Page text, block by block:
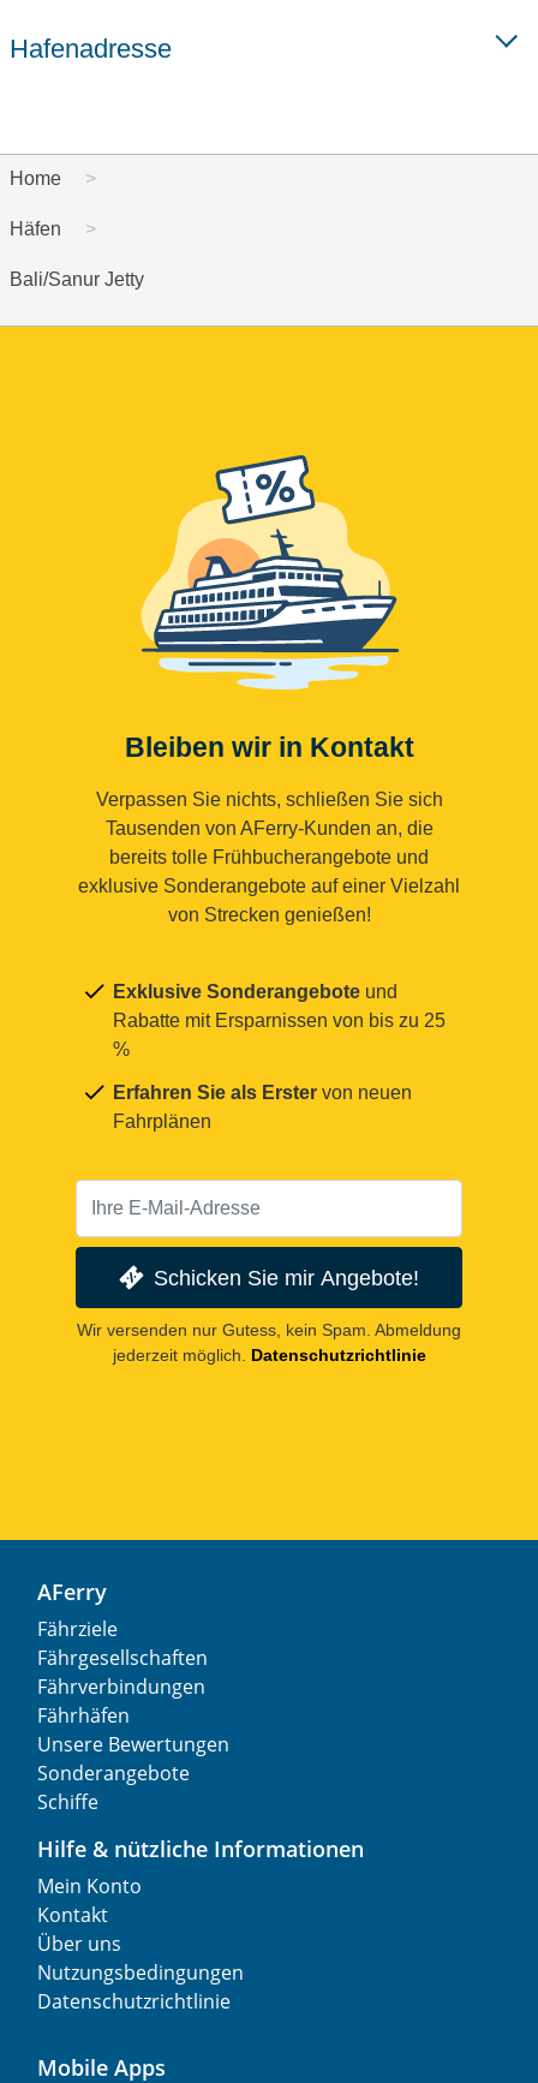
Hafenadresse
Home
Häfen
Bali/Sanur Jetty
Bleiben wir in Kontakt
Verpassen Sie nichts, schließen Sie sich
Tausenden von AFerry-Kunden an, die
bereits tolle Frühbucherangebote und
exklusive Sonderangebote auf einer Vielzahl
von Strecken genießen!
Exklusive Sonderangebote und
Rabatte mit Ersparnissen von bis zu 25
%
Erfahren Sie als Erster von neuen
Fahrplänen
Schicken Sie mir Angebote!
Wir versenden nur Gutess, kein Spam. Abmeldung
jederzeit möglich. Datenschutzrichtlinie
AFerry
Fährziele
Fährgesellschaften
Fährverbindungen
Fährhäfen
Unsere Bewertungen
Sonderangebote
Schiffe
Hilfe & nützliche Informationen
Mein Konto
Kontakt
Über uns
Nutzungsbedingungen
Datenschutzrichtlinie
Mobile Apps